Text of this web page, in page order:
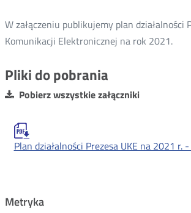
W załączeniu publikujemy plan działalności
Komunikacji Elektronicznej na rok 2021.
Pliki do pobrania
Pobierz wszystkie załączniki
Plan działalności Prezesa UKE na 2021 r. -
Metryka